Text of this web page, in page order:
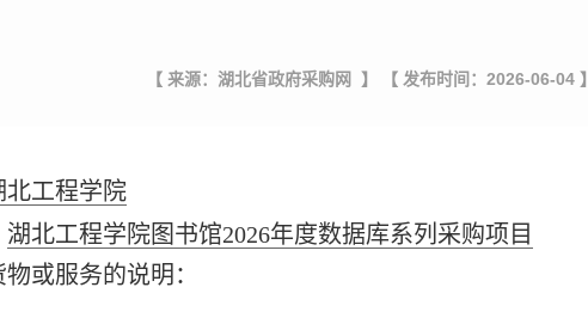
【 来源：湖北省政府采购网 】 【 发布时间：2026-06-04 】
北工程学院
湖北工程学院图书馆2026年度数据库系列采购项目
或服务的说明：